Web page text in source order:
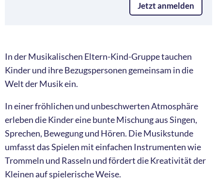
Jetzt anmelden
In der Musikalischen Eltern-Kind-Gruppe tauchen
Kinder und ihre Bezugspersonen gemeinsam in die
Welt der Musik ein.
In einer fröhlichen und unbeschwerten Atmosphäre
erleben die Kinder eine bunte Mischung aus Singen,
Sprechen, Bewegung und Hören. Die Musikstunde
umfasst das Spielen mit einfachen Instrumenten wie
Trommeln und Rasseln und fördert die Kreativität der
Kleinen auf spielerische Weise.